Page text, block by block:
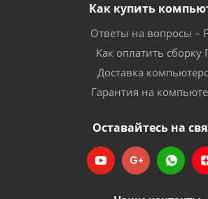
Как купить
Ответы на вопросы –
Как оплатить сборку
Доставка
Гарантия на
Оставайтесь на